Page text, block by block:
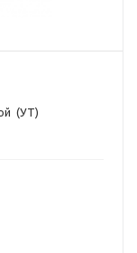
(УТ)